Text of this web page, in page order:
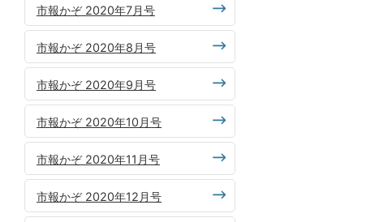
市報かぞ 2020年7月号
市報かぞ 2020年8月号
市報かぞ 2020年9月号
市報かぞ 2020年10月号
市報かぞ 2020年11月号
市報かぞ 2020年12月号